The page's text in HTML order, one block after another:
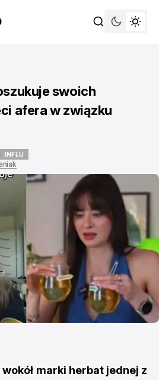
swoich
afera w związku
INFLU
marki herbat jednej z